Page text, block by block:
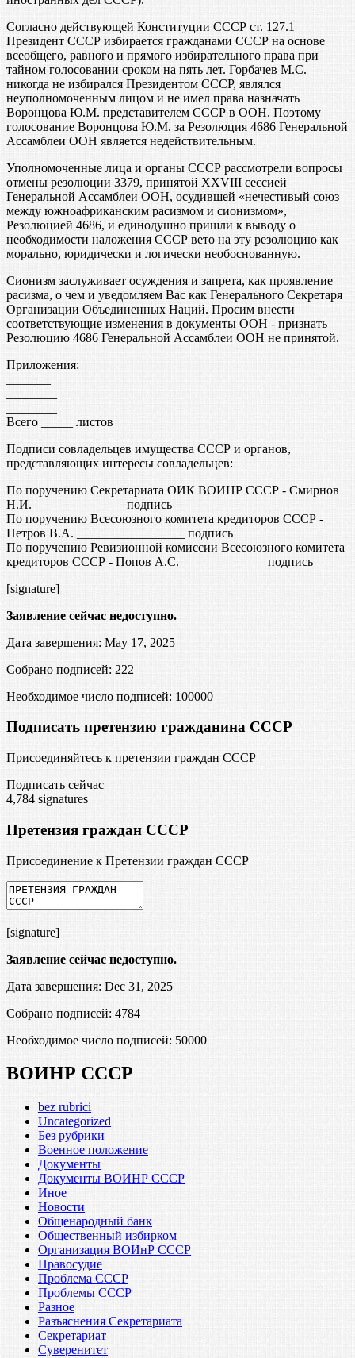
Согласно действующей Конституции СССР ст. 127.1
Президент СССР избирается гражданами СССР на основе
всеобщего, равного и прямого избирательного права при
тайном голосовании сроком на пять лет. Горбачев М.С.
никогда не избирался Президентом СССР, являлся
неуполномоченным лицом и не имел права назначать
Воронцова Ю.М. представителем СССР в ООН. Поэтому
голосование Воронцова Ю.М. за Резолюция 4686 Генеральной
Ассамблеи ООН является недействительным.
Уполномоченные лица и органы СССР рассмотрели вопросы
отмены резолюции 3379, принятой XXVIII сессией
Генеральной Ассамблеи ООН, осудившей «нечестивый союз
между южноафриканским расизмом и сионизмом»,
Резолюцией 4686, и единодушно пришли к выводу о
необходимости наложения СССР вето на эту резолюцию как
морально, юридически и логически необоснованную.
Сионизм заслуживает осуждения и запрета, как проявление
расизма, о чем и уведомляем Вас как Генерального Секретаря
Организации Объединенных Наций. Просим внести
соответствующие изменения в документы ООН - признать
Резолюцию 4686 Генеральной Ассамблеи ООН не принятой.
Приложения:
Всего _____ листов
Подписи совладельцев имущества СССР и органов,
представляющих интересы совладельцев:
По поручению Секретариата ОИК ВОИНР СССР - Смирнов
Н.И. ______________ подпись
По поручению Всесоюзного комитета кредиторов СССР -
Петров В.А. _________________ подпись
По поручению Ревизионной комиссии Всесоюзного комитета
кредиторов СССР - Попов А.С. _____________ подпись
[signature]
Заявление сейчас недоступно.
Дата завершения: May 17, 2025
Собрано подписей: 222
Необходимое число подписей: 100000
Подписать претензию гражданина СССР
Присоединяйтесь к претензии граждан СССР
Подписать сейчас
4,784 signatures
Претензия граждан СССР
Присоединение к Претензии граждан СССР
[signature]
Заявление сейчас недоступно.
Дата завершения: Dec 31, 2025
Собрано подписей: 4784
Необходимое число подписей: 50000
ВОИНР СССР
bez rubrici
Uncategorized
Без рубрики
Военное положение
Документы
Документы ВОИНР СССР
Иное
Новости
Общенародный банк
Общественный избирком
Организация ВОИнР СССР
Правосудие
Проблема СССР
Проблемы СССР
Разное
Разъяснения Секретариата
Секретариат
Суверенитет